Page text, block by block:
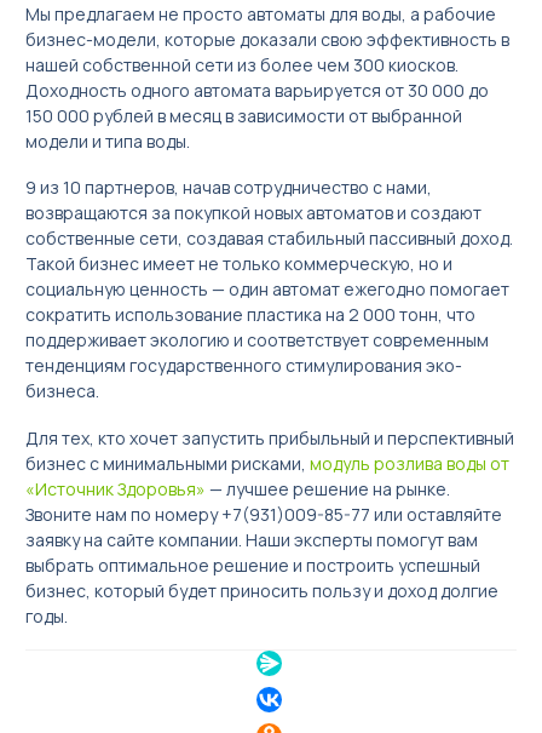
Мы предлагаем не просто автоматы для воды, а рабочие
бизнес-модели, которые доказали свою эффективность в
нашей собственной сети из более чем 300 киосков.
Доходность одного автомата варьируется от 30 000 до
150 000 рублей в месяц в зависимости от выбранной
модели и типа воды.
9 из 10 партнеров, начав сотрудничество с нами,
возвращаются за покупкой новых автоматов и создают
собственные сети, создавая стабильный пассивный доход.
Такой бизнес имеет не только коммерческую, но и
социальную ценность — один автомат ежегодно помогает
сократить использование пластика на 2 000 тонн, что
поддерживает экологию и соответствует современным
тенденциям государственного стимулирования эко-
бизнеса.
Для тех, кто хочет запустить прибыльный и перспективный
бизнес с минимальными рисками, модуль розлива воды от
«Источник Здоровья» — лучшее решение на рынке.
Звоните нам по номеру +7(931)009-85-77 или оставляйте
заявку на сайте компании. Наши эксперты помогут вам
выбрать оптимальное решение и построить успешный
бизнес, который будет приносить пользу и доход долгие
годы.